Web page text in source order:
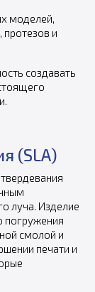
моделей,
и
создавать
(SLA)
луча. Изделие
погружения
смолой и
печати и